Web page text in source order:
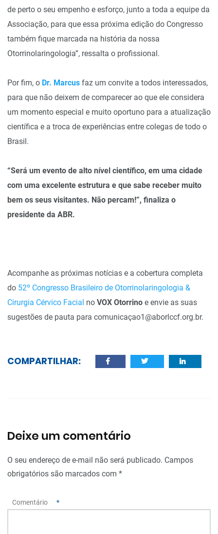
de perto o seu empenho e esforço, junto a toda a equipe da
Associação, para que essa próxima edição do Congresso
também fique marcada na história da nossa
Otorrinolaringologia”, ressalta o profissional.
Por fim, o Dr. Marcus faz um convite a todos interessados,
para que não deixem de comparecer ao que ele considera
um momento especial e muito oportuno para a atualização
científica e a troca de experiências entre colegas de todo o
Brasil.
“Será um evento de alto nível científico, em uma cidade
com uma excelente estrutura e que sabe receber muito
bem os seus visitantes. Não percam!”, finaliza o
presidente da ABR.
Acompanhe as próximas notícias e a cobertura completa
do 52º Congresso Brasileiro de Otorrinolaringologia &
Cirurgia Cérvico Facial no VOX Otorrino e envie as suas
sugestões de pauta para comunicaçao1@aborlccf.org.br.
COMPARTILHAR:
Deixe um comentário
O seu endereço de e-mail não será publicado. Campos
obrigatórios são marcados com *
Comentário *